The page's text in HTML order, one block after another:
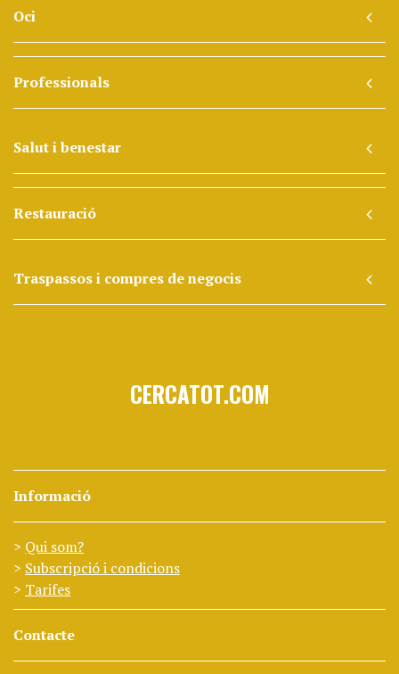
Oci
Professionals
Salut i benestar
Restauració
Traspassos i compres de negocis
CERCATOT.COM
Informació
Qui som?
Subscripció i condicions
Tarifes
Contacte